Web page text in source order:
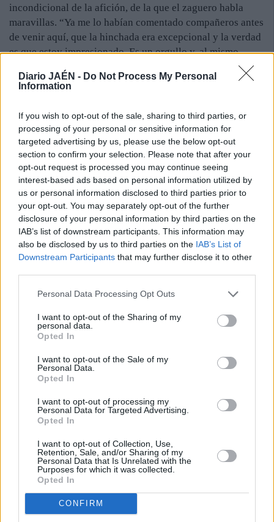
Diario JAÉN - Do Not Process My Personal
Information
If you wish to opt-out of the sale, sharing to third parties, or
processing of your personal or sensitive information for
targeted advertising by us, please use the below opt-out
section to confirm your selection. Please note that after your
opt-out request is processed you may continue seeing
interest-based ads based on personal information utilized by
us or personal information disclosed to third parties prior to
your opt-out. You may separately opt-out of the further
disclosure of your personal information by third parties on the
IAB’s list of downstream participants. This information may
also be disclosed by us to third parties on the IAB’s List of
Downstream Participants that may further disclose it to other
Personal Data Processing Opt Outs
I want to opt-out of the Sharing of my
personal data.
Opted In
I want to opt-out of the Sale of my
Personal Data.
Opted In
I want to opt-out of processing my
Personal Data for Targeted Advertising.
Opted In
I want to opt-out of Collection, Use,
Retention, Sale, and/or Sharing of my
Personal Data that Is Unrelated with the
Purposes for which it was collected.
Opted In
CONFIRM
incondicional de la afición, de la que el zaguero habla
maravillas. “Ya me lo habían comentado compañeros antes
de venir aquí, que la hinchada era excepcional y la verdad
es que estoy impresionado. Es un orgullo y, al mismo
tiempo una responsabilidad, contar con una masa social
tan fiel”, destaca Álvaro Vega.
últimos días es la vuelta de Bauti a los entrenamientos con
el resto del grupo. El lateral se lesionó hace más de un mes
y hasta el pasado sábado no trabajó con el equipo. Las
molestias en su rodilla derecha han remitido y, si todo
marcha bien, puede incluso entrar en la convocatoria del
próximo partido ante el Villanovense, que se disputará el
domingo en el Romero Cuerda a partir de las seis de la
tarde.